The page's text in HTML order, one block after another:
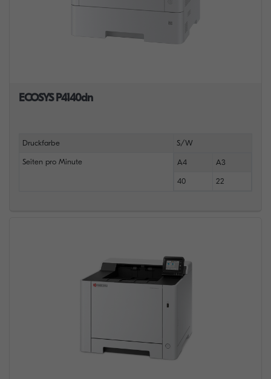
ECOSYS P4140dn
Druckfarbe S/W
Seiten pro Minute A4 A3
40 22